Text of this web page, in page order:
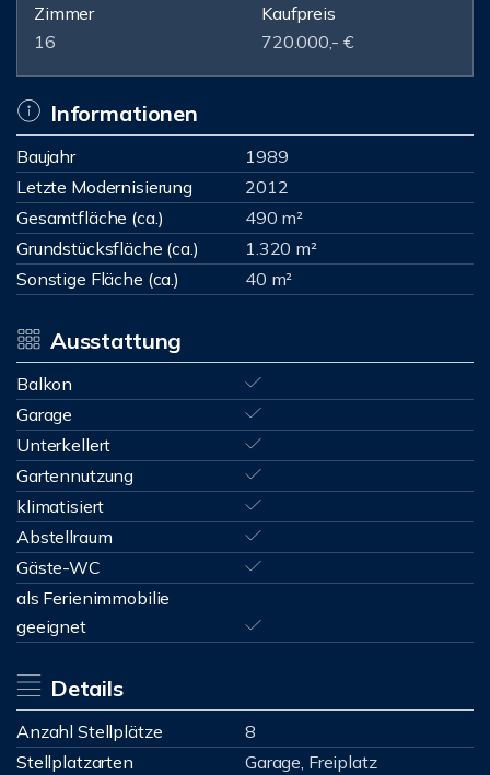
Zimmer
16
Kaufpreis
720.000,- €
Informationen
Baujahr
1989
Letzte Modernisierung
2012
Gesamtfläche (ca.)
490 m²
Grundstücksfläche (ca.)
1.320 m²
Sonstige Fläche (ca.)
40 m²
Ausstattung
Balkon
Garage
Unterkellert
Gartennutzung
klimatisiert
Abstellraum
Gäste-WC
als Ferienimmobilie
geeignet
Details
Anzahl Stellplätze
8
Stellplatzarten
Garage, Freiplatz